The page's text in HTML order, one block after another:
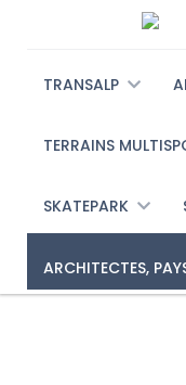
TRANSALP
TERRAINS
SKATEPARK
ARCHITECTES,